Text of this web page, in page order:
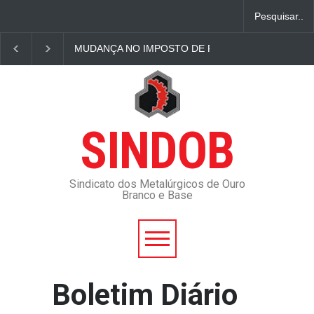
MUDANÇA NO IMPOSTO DE RENDA 2023: Veja
SINDOB
Sindicato dos Metalúrgicos de Ouro
Branco e Base
Boletim Diário